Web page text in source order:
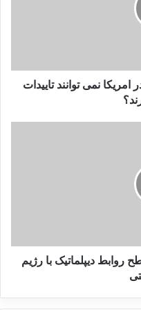
افغانستان همچنان در
و سریال‌های ایرانی
برای رهایی
ادامه یابد،
می شود و
نمی توانند تاییدات
روابط دیپلماتیک با رژیم